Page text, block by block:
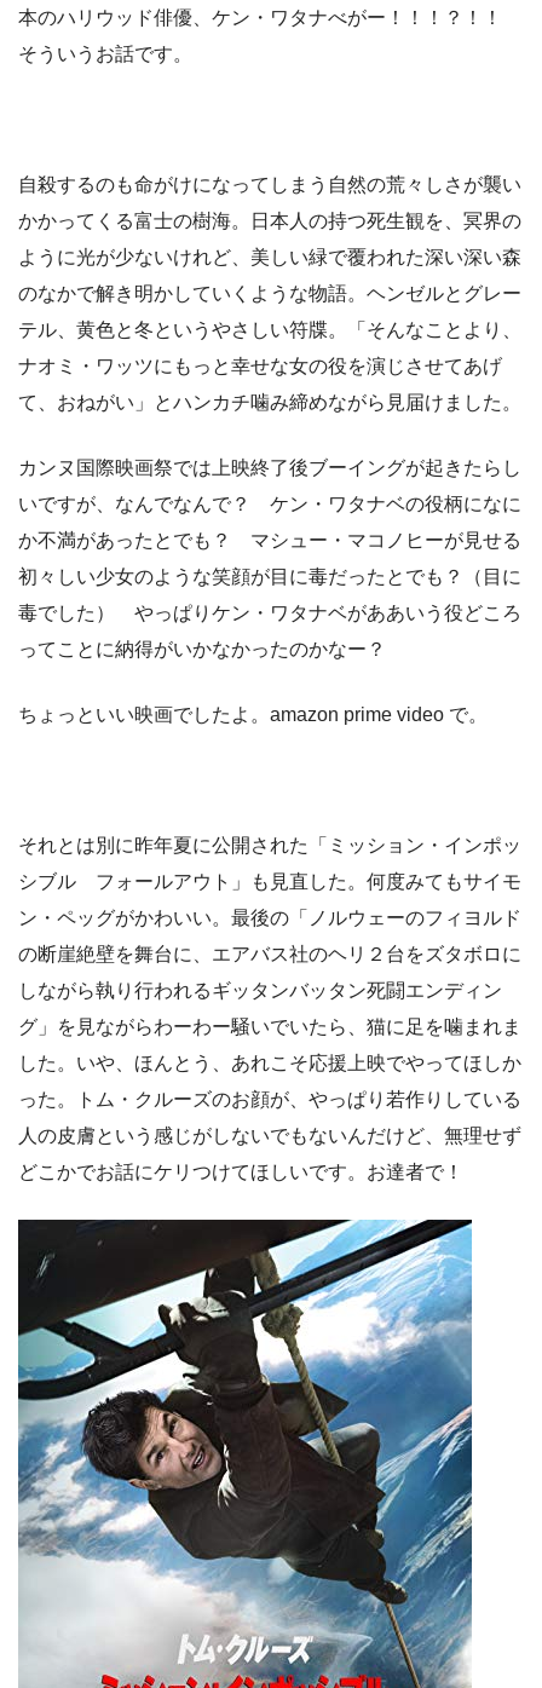
本のハリウッド俳優、ケン・ワタナべがー！！！？！！
そういうお話です。
自殺するのも命がけになってしまう自然の荒々しさが襲い
かかってくる富士の樹海。日本人の持つ死生観を、冥界の
ように光が少ないけれど、美しい緑で覆われた深い深い森
のなかで解き明かしていくような物語。ヘンゼルとグレー
テル、黄色と冬というやさしい符牒。「そんなことより、
ナオミ・ワッツにもっと幸せな女の役を演じさせてあげ
て、おねがい」とハンカチ噛み締めながら見届けました。
カンヌ国際映画祭では上映終了後ブーイングが起きたらし
いですが、なんでなんで？ ケン・ワタナベの役柄になに
か不満があったとでも？ マシュー・マコノヒーが見せる
初々しい少女のような笑顔が目に毒だったとでも？（目に
毒でした） やっぱりケン・ワタナベがああいう役どころ
ってことに納得がいかなかったのかなー？
ちょっといい映画でしたよ。amazon prime video で。
それとは別に昨年夏に公開された「ミッション・インポッ
シブル フォールアウト」も見直した。何度みてもサイモ
ン・ペッグがかわいい。最後の「ノルウェーのフィヨルド
の断崖絶壁を舞台に、エアバス社のヘリ２台をズタボロに
しながら執り行われるギッタンバッタン死闘エンディン
グ」を見ながらわーわー騒いでいたら、猫に足を噛まれま
した。いや、ほんとう、あれこそ応援上映でやってほしか
った。トム・クルーズのお顔が、やっぱり若作りしている
人の皮膚という感じがしないでもないんだけど、無理せず
どこかでお話にケリつけてほしいです。お達者で！